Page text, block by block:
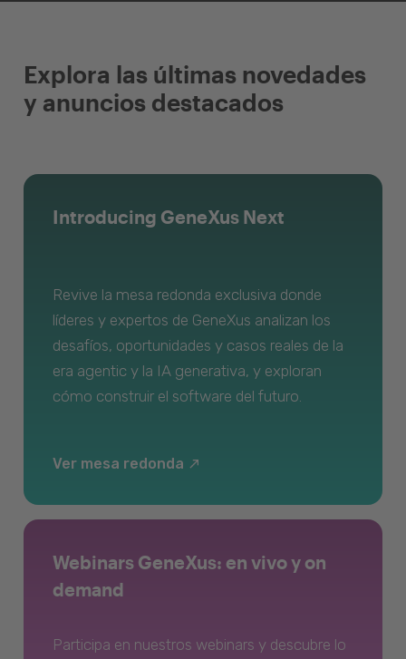
Explora las últimas novedades
y anuncios destacados
Introducing GeneXus Next
Revive la mesa redonda exclusiva donde
líderes y expertos de GeneXus analizan los
desafíos, oportunidades y casos reales de la
era agentic y la IA generativa, y exploran
cómo construir el software del futuro.
Ver mesa redonda
Webinars GeneXus: en vivo y on
demand
Participa en nuestros webinars y descubre lo